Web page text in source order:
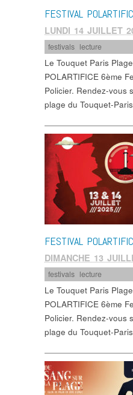
FESTIVAL
LUNDI 14 JUILLET
festivals lecture
Le Touquet Paris
POLARTIFICE 6ème
Policier. Rendez-vous
plage du Touquet-
FESTIVAL
DIMANCHE 13
festivals lecture
Le Touquet Paris
POLARTIFICE 6ème
Policier. Rendez-vous
plage du Touquet-